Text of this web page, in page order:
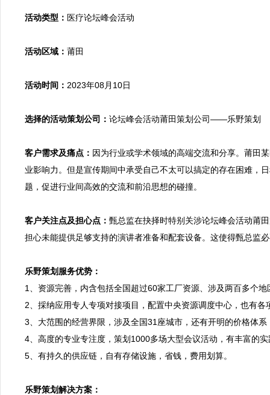
活动类型： 医疗论坛峰会活动
活动区域： 莆田
活动时间： 2023年08月10日
选择的活动策划公司： 论坛峰会活动莆田策划公司——乐野策划
客户需求及痛点： 因为行业或学术领域的高端交流和分享。莆田
业影响力。但是宣传期间中承受自己不太可以搞定的存在困难，
题，促进行业间高效的交流和前沿思想的碰撞。
客户关注点及担心点： 甄总监在抉择时特别关涉论坛峰会活动莆
担心未能提供足够支持的演讲者准备和配套设备。这使得甄总监
乐野策划服务优势：
1、资源完善，内含包括全国超过60家工厂资源、涉及两百多个
2、採纳应用专人专项对接项目，配置中央资源调度中心，也有
3、大范围的经营界限，涉及全国31座城市，还有开明的价格体系
4、高度的专业专注度，策划1000多场大型会议活动，有丰富的
5、有持久的供应链，自有存储设施，省钱，费用划算。
乐野策划解决方案：